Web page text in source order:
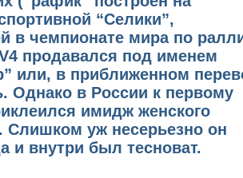
“Селики”,
в чемпионате мира по
продавался под именем
или, в приближенном
Однако в России к первому
имидж женского
Слишком уж несерьезно он
и внутри был тесноват.